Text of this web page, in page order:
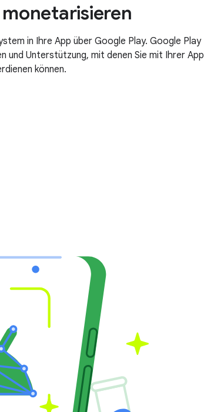
in Ihre App über Google Play. Google Play
und Unterstützung, mit denen Sie mit Ihrer App
können.